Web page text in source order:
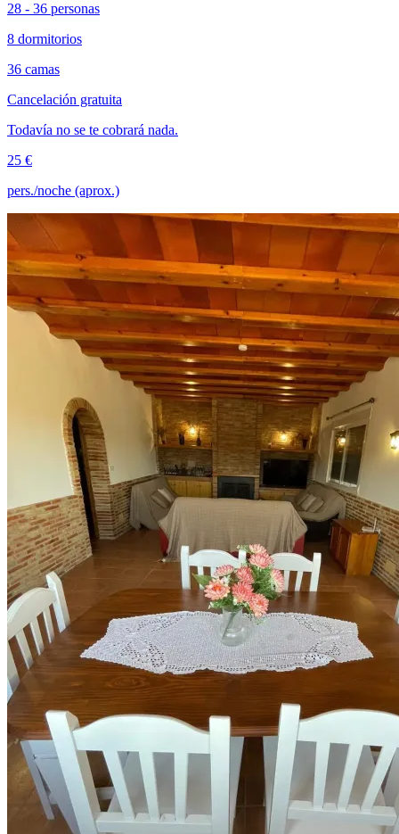
28 - 36 personas
8 dormitorios
36 camas
Cancelación gratuita
Todavía no se te cobrará nada.
25 €
pers./noche (aprox.)